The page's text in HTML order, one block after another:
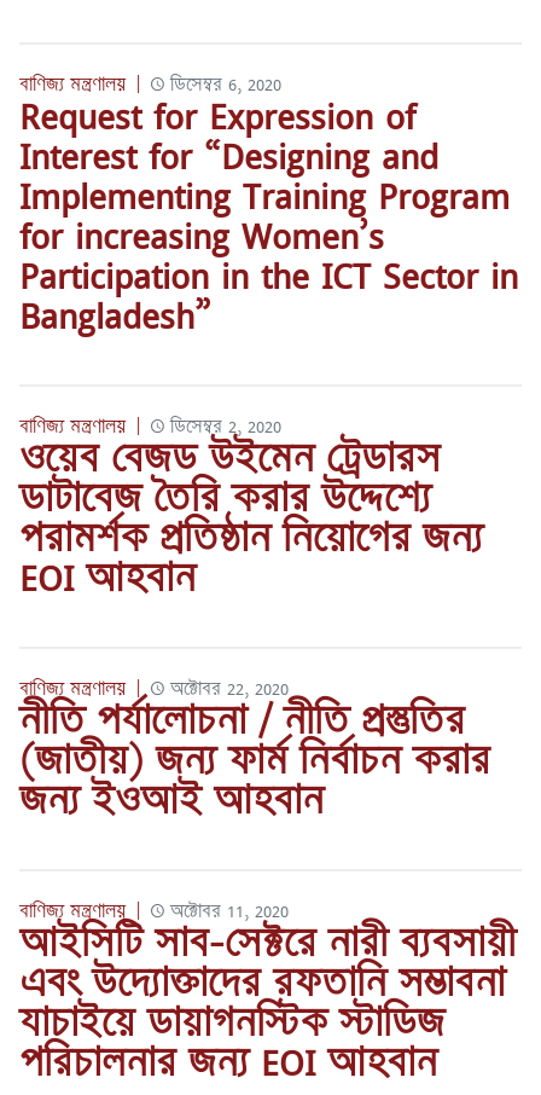
বাণিজ্য মন্ত্রণালয় ডিসেম্বর 6, 2020
Request for Expression of
Interest for “Designing and
Implementing Training Program
for increasing Women’s
Participation in the ICT Sector in
Bangladesh”
বাণিজ্য মন্ত্রণালয় ডিসেম্বর 2, 2020
ওয়েব বেজড উইমেন ট্রেডারস
ডাটাবেজ তৈরি করার উদ্দেশ্যে
পরামর্শক প্রতিষ্ঠান নিয়োগের জন্য
EOI আহবান
বাণিজ্য মন্ত্রণালয় অক্টোবর 22, 2020
নীতি পর্যালোচনা / নীতি প্রস্তুতির
(জাতীয়) জন্য ফার্ম নির্বাচন করার
জন্য ইওআই আহবান
বাণিজ্য মন্ত্রণালয় অক্টোবর 11, 2020
আইসিটি সাব-সেক্টরে নারী ব্যবসায়ী
এবং উদ্যোক্তাদের রফতানি সম্ভাবনা
যাচাইয়ে ডায়াগনস্টিক স্টাডিজ
পরিচালনার জন্য EOI আহবান